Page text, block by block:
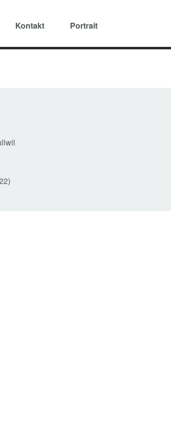
Kontakt Portrait